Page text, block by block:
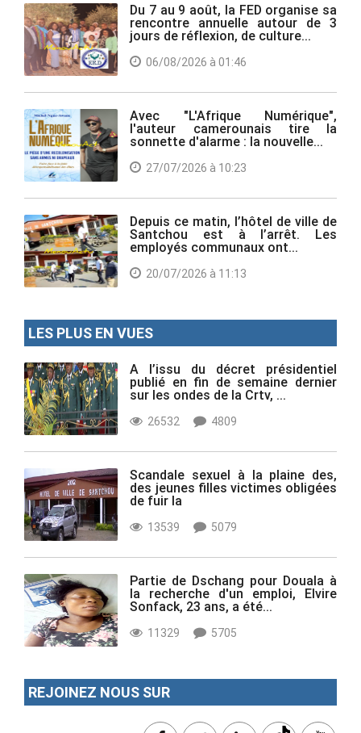
Du 7 au 9 août, la FED organise sa
rencontre annuelle autour de 3
jours de réflexion, de culture...
06/08/2026 à 01:46
Avec "L'Afrique Numérique",
l'auteur camerounais tire la
sonnette d'alarme : la nouvelle...
27/07/2026 à 10:23
Depuis ce matin, l’hôtel de ville de
Santchou est à l’arrêt. Les
employés communaux ont...
20/07/2026 à 11:13
LES PLUS EN VUES
A l’issu du décret présidentiel
publié en fin de semaine dernier
sur les ondes de la Crtv, ...
26532 4809
Scandale sexuel à la plaine des,
des jeunes filles victimes obligées
de fuir la
13539 5079
Partie de Dschang pour Douala à
la recherche d'un emploi, Elvire
Sonfack, 23 ans, a été...
11329 5705
REJOINEZ NOUS SUR